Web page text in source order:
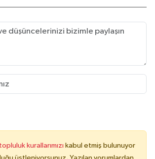
topluluk kurallarımızı kabul etmiş bulunuyor